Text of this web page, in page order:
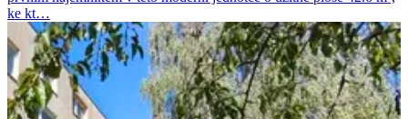
ke kt…